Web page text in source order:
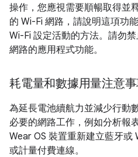
操作，您應視需要順暢取得並
的 Wi-Fi 網路，請說明這項功
Wi-Fi 設定活動的方法。請勿
網路的應用程式功能。
耗電量和數據用量注意
為延長電池續航力並減少行動
必要的網路工作，例如分析報
Wear OS 裝置重新建立藍牙或
或計量付費連線。